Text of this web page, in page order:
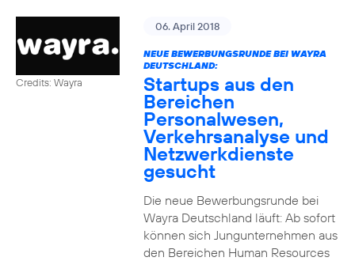
Credits: Wayra
06. April 2018
NEUE BEWERBUNGSRUNDE BEI WAYRA
DEUTSCHLAND:
Startups aus den
Bereichen
Personalwesen,
Verkehrsanalyse und
Netzwerkdienste
gesucht
Die neue Bewerbungsrunde bei
Wayra Deutschland läuft: Ab sofort
können sich Jungunternehmen aus
den Bereichen Human Resources